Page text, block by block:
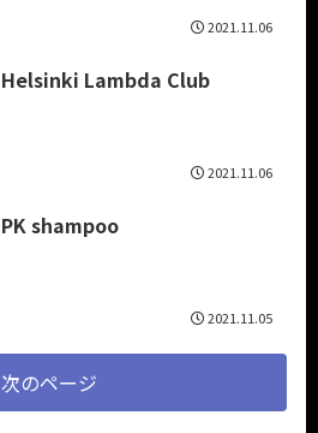
2021.11.06
Helsinki Lambda Club
2021.11.06
PK shampoo
2021.11.05
次のページ